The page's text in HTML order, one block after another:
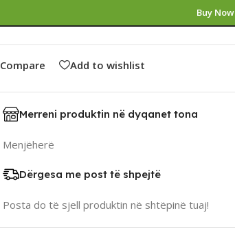
Buy Now
Compare Add to wishlist
Merreni produktin në dyqanet tona
Menjëherë
Dërgesa me post të shpejtë
Posta do të sjell produktin në shtëpinë tuaj!